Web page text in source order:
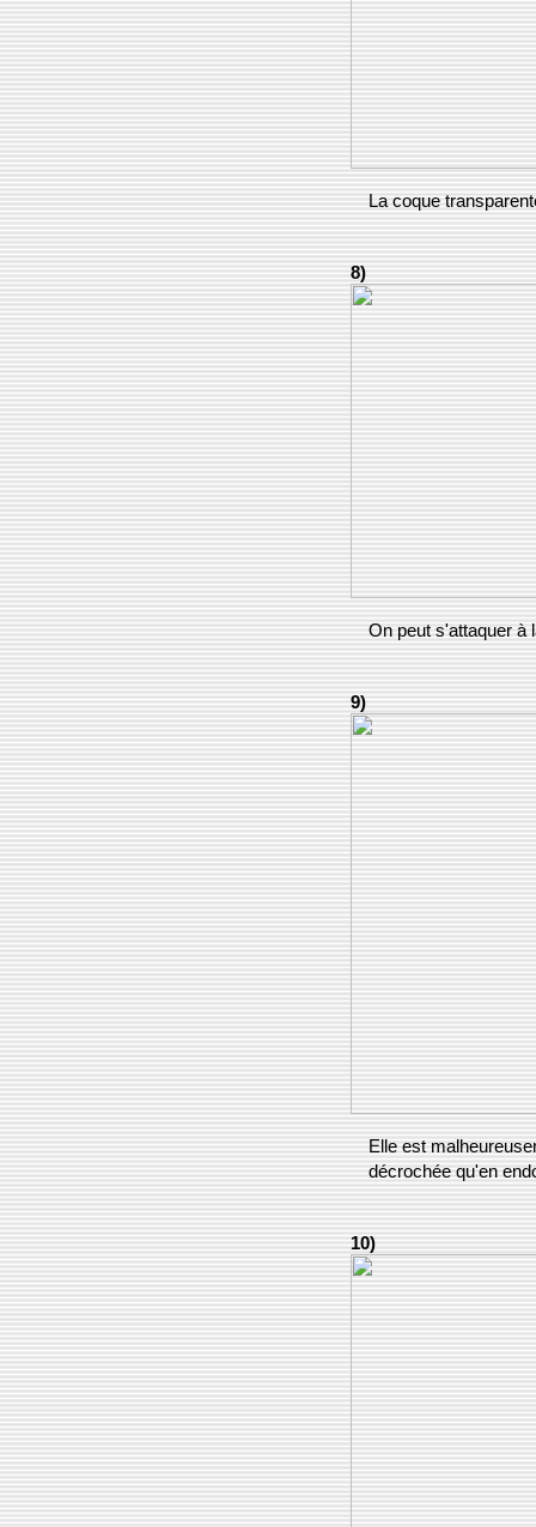
La coque
8)
On peut s'attaquer à
9)
Elle est
décrochée qu'en
10)